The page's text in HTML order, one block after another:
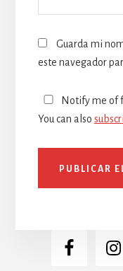
Guarda mi
este navegador
Notify me of
You can also